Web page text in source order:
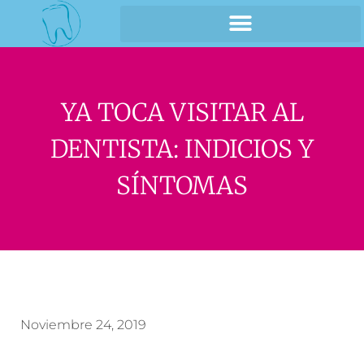
YA TOCA VISITAR AL
DENTISTA: INDICIOS Y
SÍNTOMAS
Noviembre 24, 2019